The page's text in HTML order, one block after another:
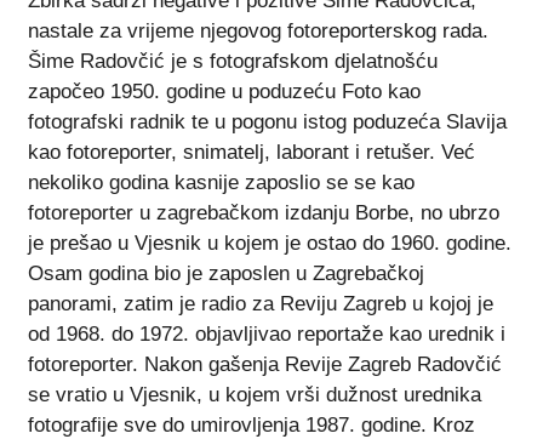
nastale za vrijeme njegovog fotoreporterskog rada.
Šime Radovčić je s fotografskom djelatnošću
započeo 1950. godine u poduzeću Foto kao
fotografski radnik te u pogonu istog poduzeća Slavija
kao fotoreporter, snimatelj, laborant i retušer. Već
nekoliko godina kasnije zaposlio se se kao
fotoreporter u zagrebačkom izdanju Borbe, no ubrzo
je prešao u Vjesnik u kojem je ostao do 1960. godine.
Osam godina bio je zaposlen u Zagrebačkoj
panorami, zatim je radio za Reviju Zagreb u kojoj je
od 1968. do 1972. objavljivao reportaže kao urednik i
fotoreporter. Nakon gašenja Revije Zagreb Radovčić
se vratio u Vjesnik, u kojem vrši dužnost urednika
fotografije sve do umirovljenja 1987. godine. Kroz